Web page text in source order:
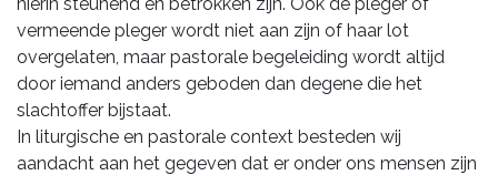
vermeende pleger wordt niet aan zijn of haar lot
overgelaten, maar pastorale begeleiding wordt altijd
door iemand anders geboden dan degene die het
slachtoffer bijstaat.
In liturgische en pastorale context besteden wij
aandacht aan het gegeven dat er onder ons mensen zijn